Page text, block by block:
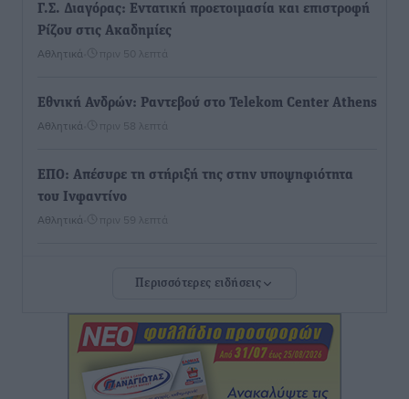
Γ.Σ. Διαγόρας: Εντατική προετοιμασία και επιστροφή
Ρίζου στις Ακαδημίες
Αθλητικά πριν 50 λεπτά
Εθνική Ανδρών: Ραντεβού στο Telekom Center Athens
Αθλητικά πριν 58 λεπτά
ΕΠΟ: Απέσυρε τη στήριξή της στην υποψηφιότητα
του Ινφαντίνο
Αθλητικά πριν 59 λεπτά
Basketball Festival
Αθλητικά• πριν 1 ώρα
6ο Kalymnos 3X3: Ολοκληρώθηκε με μεγάλη επιτυχία,
νικητές οι VAR!
Περισσότερες ειδήσεις